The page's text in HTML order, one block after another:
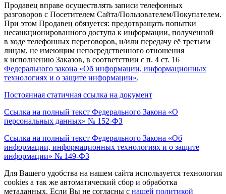
Продавец вправе осуществлять записи телефонных
разговоров с Посетителем Сайта/Пользователем/Покупателем.
При этом Продавец обязуется: предотвращать попытки
несанкционированного доступа к информации, полученной
в ходе телефонных переговоров, и/или передачу её третьим
лицам, не имеющим непосредственного отношения
к исполнению Заказов, в соответствии с п. 4 ст. 16
Федерального закона «Об информации, информационных
технологиях и о защите информации».
Постоянная статичная ссылка на документ
Ссылка на полный текст Федерального Закона «О
персональных данных» № 152-ФЗ
Ссылка на полный текст Федерального Закона «Об
информации, информационных технологиях и о защите
информации» № 149-ФЗ
Для Вашего удобства на нашем сайта используется технология
cookies а так же автоматический сбор и обработка
метаданных. Если Вы не согласны c нашей политикой